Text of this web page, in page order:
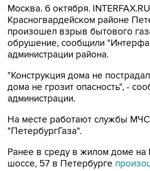
Москва. 6 октября.
Красногвардейском районе
произошел взрыв бытового
обрушение, сообщили
администрации района.
"Конструкция дома не
дома не грозит опасность", -
администрации.
На месте работают службы
"ПетербургГаза".
Ранее в среду в жилом доме на
шоссе, 57 в Петербурге